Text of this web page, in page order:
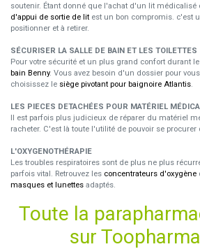
soutenir. Étant donné que l'achat d'un lit médicalisé
d'appui de sortie de lit est un bon compromis. c'est
positionner et à retirer.
SÉCURISER LA SALLE DE BAIN ET LES TOILETTES
Pour votre sécurité et un plus grand confort durant
bain Benny. Vous avez besoin d'un dossier pour
choisissez le siège pivotant pour baignoire Atlantis.
LES PIECES DETACHÉES POUR MATÉRIEL
Il est parfois plus judicieux de réparer du matériel
racheter. C'est là toute l'utilité de pouvoir se procurer
L'OXYGENOTHÉRAPIE
Les troubles respiratoires sont de plus ne plus
parfois vital. Retrouvez les concentrateurs d'oxygène
masques et lunettes adaptés.
Toute la
sur